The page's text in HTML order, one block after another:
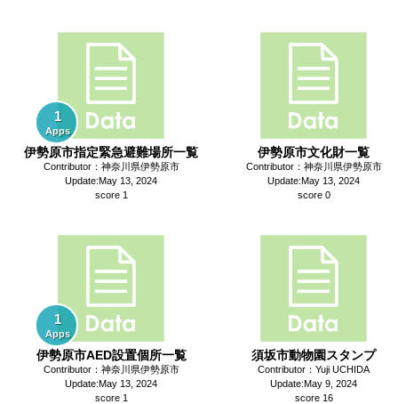
1
Apps
伊勢原市指定緊急避難場所一覧
Contributor：神奈川県伊勢原市
Update:May 13, 2024
score 1
伊勢原市文化財一覧
Contributor：神奈川県伊勢原市
Update:May 13, 2024
score 0
1
Apps
伊勢原市AED設置個所一覧
Contributor：神奈川県伊勢原市
Update:May 13, 2024
score 1
須坂市動物園スタンプ
Contributor：Yuji UCHIDA
Update:May 9, 2024
score 16